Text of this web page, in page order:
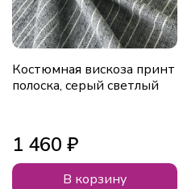
Костюмная вискоза принт
полоска, серый светлый
1 460 ₽
В корзину